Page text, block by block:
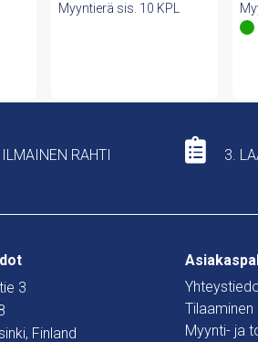
Myyntierä sis. 10 KPL
RAHTI 3.
3
Finland
Tilaaminen
Myynti- ja